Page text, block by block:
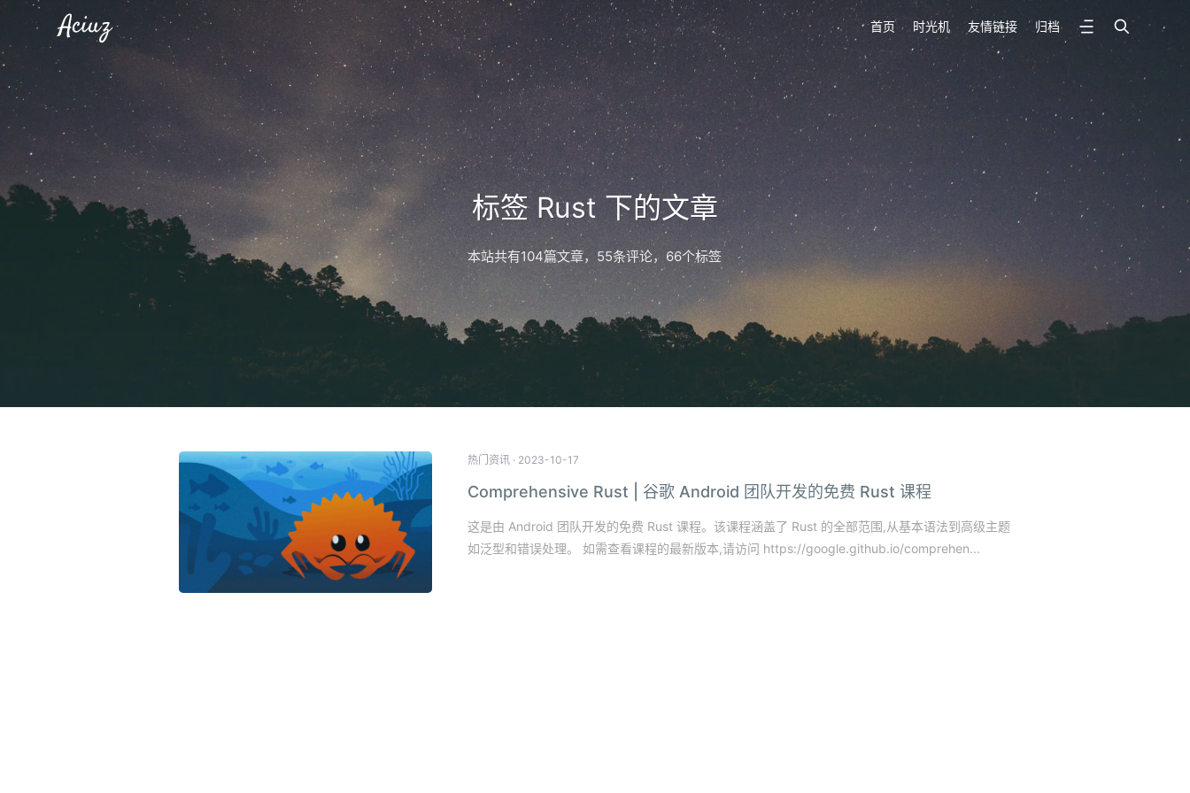
Aciuz 首页 时光机 友情链接 归档
标签 Rust 下的文章
本站共有104篇文章，55条评论，66个标签
热门资讯 · 2023-10-17
Comprehensive Rust | 谷歌 Android 团队开发的免费 Rust 课程
这是由 Android 团队开发的免费 Rust 课程。该课程涵盖了 Rust 的全部范围,从基本语法到高级主题
如泛型和错误处理。 如需查看课程的最新版本,请访问 https://google.github.io/comprehen...